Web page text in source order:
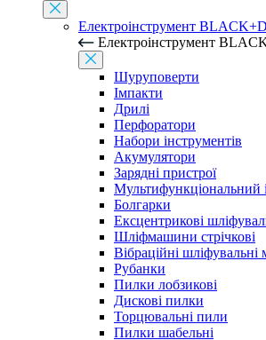
Електроінструмент
Електроінструмент
Шуруповерти
Імпакти
Дрилі
Перфоратори
Набори інструментів
Акумулятори
Зарядні пристрої
Мультифункціональний
Болгарки
Ексцентрикові
Шліфмашини стрічкові
Вібраційні
Рубанки
Пилки лобзикові
Дискові пилки
Торцювальні пили
Пилки шабельні